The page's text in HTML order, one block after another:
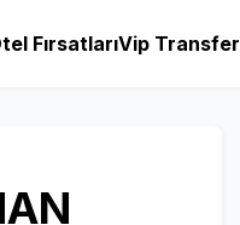
FırsatlarıVip Transfer